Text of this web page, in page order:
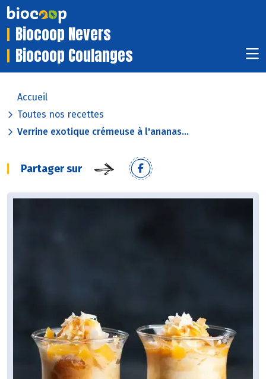
Biocoop Nevers
Biocoop Coulanges
Accueil
Toutes nos recettes
Verrine exotique crémeuse à l'ananas...
Partager sur